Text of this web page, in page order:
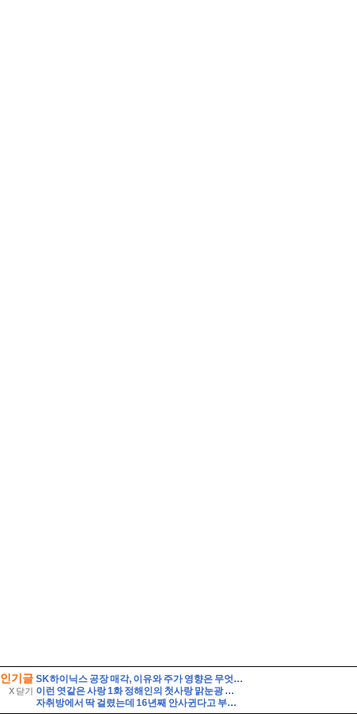
인기글
X 닫기
SK하이닉스 공장 매각, 이유와 주가 영향은 무엇일까? 투자자가 먼저 볼 기준
이런 엿같은 사랑 1화 정해인의 첫사랑 맑눈광 하영 누구였냐고 나는?
자취방에서 딱 걸렸는데 16년째 안사귄다고 부인한 응팔 커플은?